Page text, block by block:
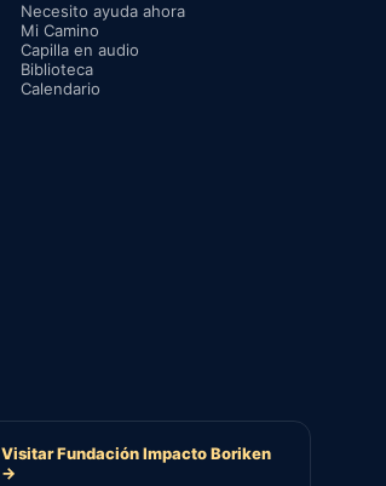
Necesito ayuda ahora
Mi Camino
Capilla en audio
Biblioteca
Calendario
Visitar Fundación Impacto Boriken
→